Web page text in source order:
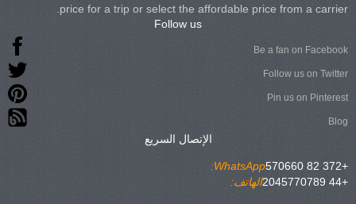
price for a trip or select the affordable price from a carrier.
Follow us
Be a fan on Facebook
Follow us on Twitter
Pin us on Pinterest
Blog
الإتصال السريع
WhatsApp:
+372 82 570660
الهاتف:
+44 2045770789